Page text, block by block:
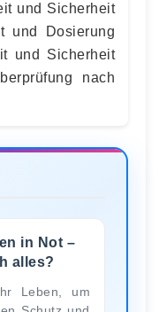
und Sicherheit
und Dosierung
und Sicherheit
nach
in Not –
alles?
Leben, um